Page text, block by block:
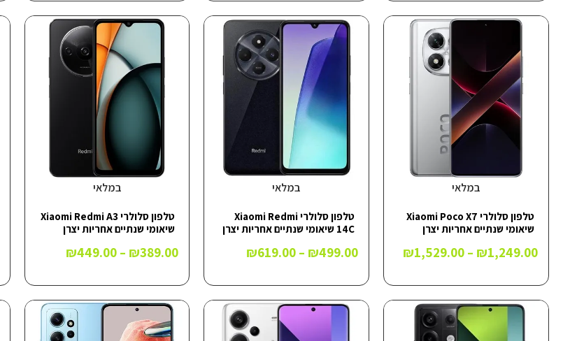
במלאי
טלפון סלולרי Xiaomi Poco X7
שיאומי שנתיים אחריות יצרן
₪1,249.00
–
₪1,529.00
במלאי
טלפון סלולרי Xiaomi Redmi
14C שיאומי שנתיים אחריות יצרן
₪499.00
–
₪619.00
במלאי
טלפון סלולרי Xiaomi Redmi A3
שיאומי שנתיים אחריות יצרן
₪389.00
–
₪449.00